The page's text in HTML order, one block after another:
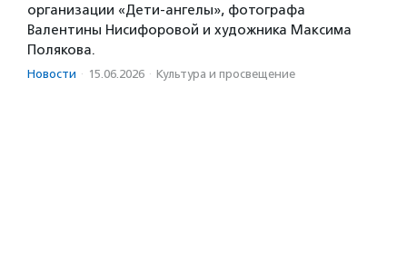
организации «Дети-ангелы», фотографа
Валентины Нисифоровой и художника Максима
Полякова.
Новости · 15.06.2026 · Культура и просвещение